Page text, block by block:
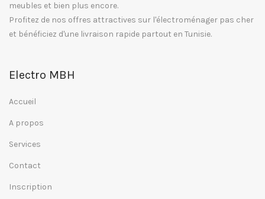
meubles et bien plus encore.
Profitez de nos offres attractives sur l'électroménager pas cher
et bénéficiez d'une livraison rapide partout en Tunisie.
Electro MBH
Accueil
A propos
Services
Contact
Inscription